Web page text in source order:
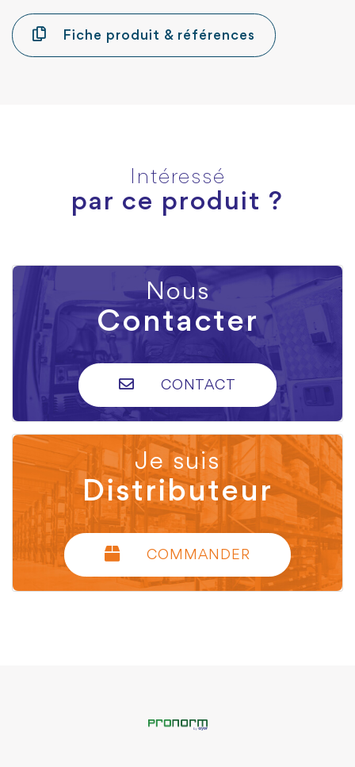
Fiche produit & références
Intéressé
par ce produit ?
Nous
Contacter
CONTACT
Je suis
Distributeur
COMMANDER